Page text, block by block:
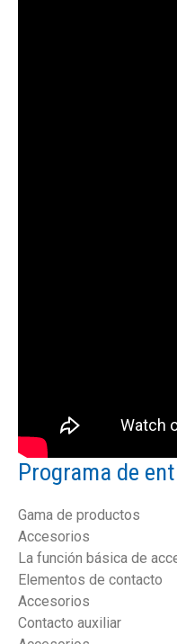
Programa de
Gama de productos
Accesorios
La función básica de
Elementos de contacto
Accesorios
Contacto auxiliar